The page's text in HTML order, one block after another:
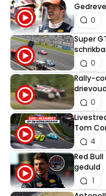
Doglife
21 oktober 2023
We hebben een
Maurits
21 oktober 2023
Niet je collega de
Horner zijn die is
0
Super
0
Rally-
0
Tom
4
Red
geduld
1